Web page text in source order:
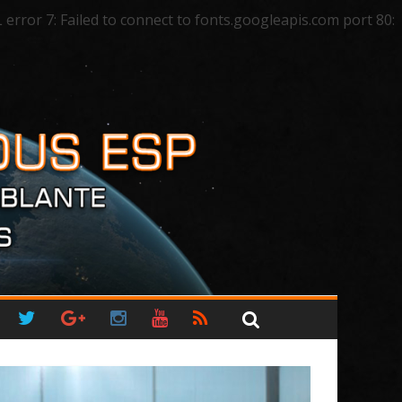
7: Failed to connect to fonts.googleapis.com port 80: